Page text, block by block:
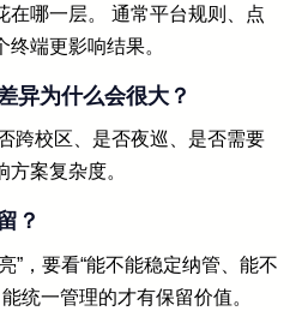
在哪一层。 通常平台规则、点
端更影响结果。
异为什么会很大？
跨校区、是否夜巡、是否需要
案复杂度。
？
”，要看“能不能稳定纳管、能不
统一管理的才有保留价值。